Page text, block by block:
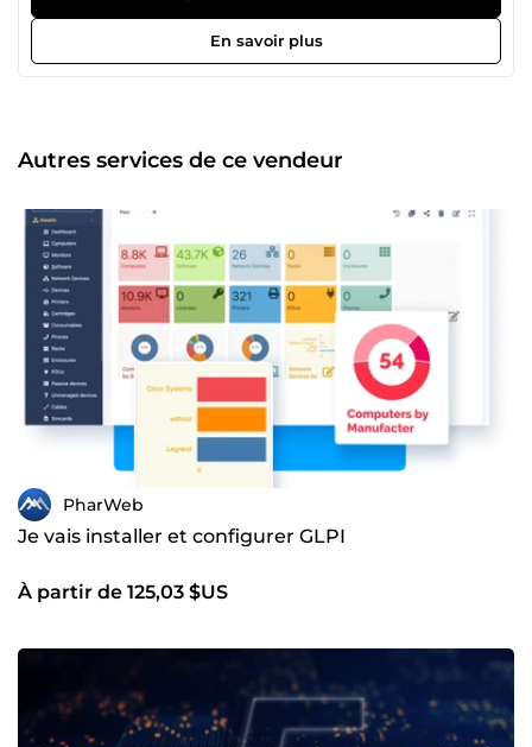
En savoir plus
Autres services de ce vendeur
PharWeb
Je vais installer et configurer GLPI
À partir de 125,03 $US